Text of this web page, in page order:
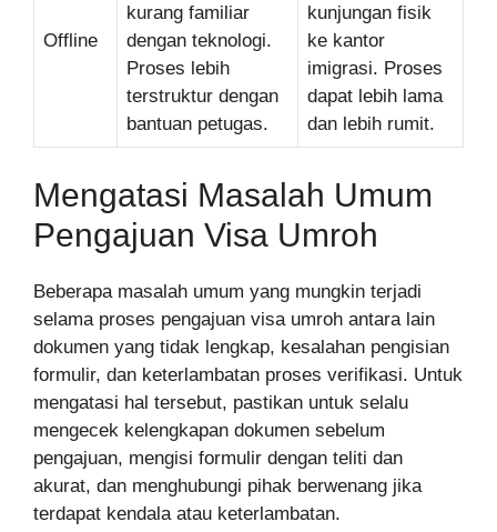
Offline
kurang familiar
dengan teknologi.
Proses lebih
terstruktur dengan
bantuan petugas.
kunjungan fisik
ke kantor
imigrasi. Proses
dapat lebih lama
dan lebih rumit.
Mengatasi Masalah Umum
Pengajuan Visa Umroh
Beberapa masalah umum yang mungkin terjadi
selama proses pengajuan visa umroh antara lain
dokumen yang tidak lengkap, kesalahan pengisian
formulir, dan keterlambatan proses verifikasi. Untuk
mengatasi hal tersebut, pastikan untuk selalu
mengecek kelengkapan dokumen sebelum
pengajuan, mengisi formulir dengan teliti dan
akurat, dan menghubungi pihak berwenang jika
terdapat kendala atau keterlambatan.